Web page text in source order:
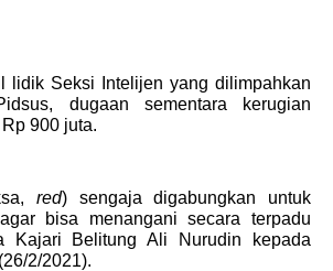
lidik Seksi Intelijen yang dilimpahkan
dugaan sementara kerugian
900 juta.
red) sengaja digabungkan untuk
bisa menangani secara terpadu
Kajari Belitung Ali Nurudin kepada
2/2021).